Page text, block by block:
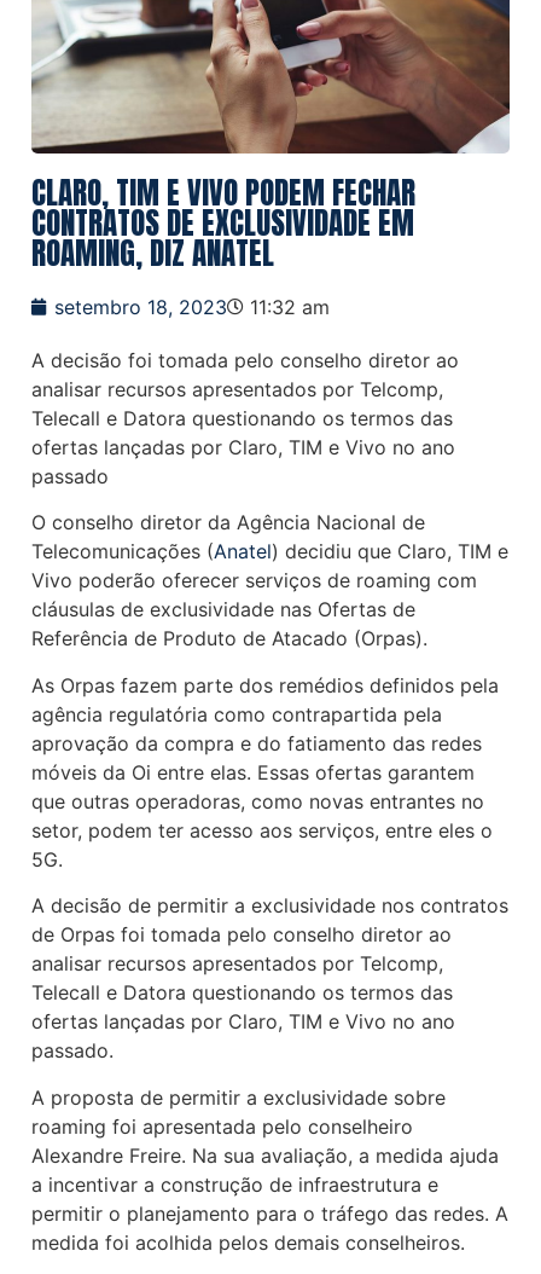
CLARO, TIM E VIVO PODEM FECHAR
CONTRATOS DE EXCLUSIVIDADE EM
ROAMING, DIZ ANATEL
setembro 18, 2023 11:32 am
A decisão foi tomada pelo conselho diretor ao
analisar recursos apresentados por Telcomp,
Telecall e Datora questionando os termos das
ofertas lançadas por Claro, TIM e Vivo no ano
passado
O conselho diretor da Agência Nacional de
Telecomunicações (Anatel) decidiu que Claro, TIM e
Vivo poderão oferecer serviços de roaming com
cláusulas de exclusividade nas Ofertas de
Referência de Produto de Atacado (Orpas).
As Orpas fazem parte dos remédios definidos pela
agência regulatória como contrapartida pela
aprovação da compra e do fatiamento das redes
móveis da Oi entre elas. Essas ofertas garantem
que outras operadoras, como novas entrantes no
setor, podem ter acesso aos serviços, entre eles o
5G.
A decisão de permitir a exclusividade nos contratos
de Orpas foi tomada pelo conselho diretor ao
analisar recursos apresentados por Telcomp,
Telecall e Datora questionando os termos das
ofertas lançadas por Claro, TIM e Vivo no ano
passado.
A proposta de permitir a exclusividade sobre
roaming foi apresentada pelo conselheiro
Alexandre Freire. Na sua avaliação, a medida ajuda
a incentivar a construção de infraestrutura e
permitir o planejamento para o tráfego das redes. A
medida foi acolhida pelos demais conselheiros.